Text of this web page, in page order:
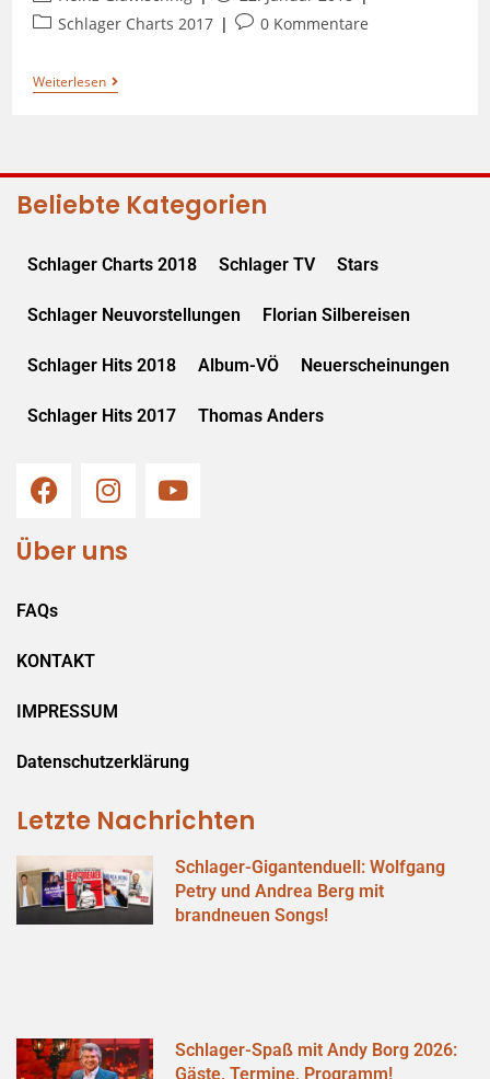
Schlager Charts 2017
0 Kommentare
Weiterlesen
Beliebte Kategorien
Schlager Charts 2018 Schlager TV Stars
Schlager Neuvorstellungen Florian Silbereisen
Schlager Hits 2018 Album-VÖ Neuerscheinungen
Schlager Hits 2017 Thomas Anders
Über uns
FAQs
KONTAKT
IMPRESSUM
Datenschutzerklärung
Letzte Nachrichten
Schlager-Gigantenduell: Wolfgang
Petry und Andrea Berg mit
brandneuen Songs!
Schlager-Spaß mit Andy Borg 2026:
Gäste, Termine, Programm!